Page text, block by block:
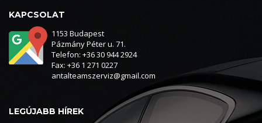
KAPCSOLAT
1153 Budapest
Pázmány Péter u. 71.
Telefon: +36 30 944 2924
Fax: +36 1 271 0227
antalteamszerviz@gmail.com
LEGÚJABB HÍREK